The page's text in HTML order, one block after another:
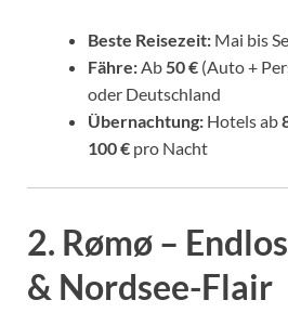
Beste Reisezeit: Mai bis
Fähre:Ab50 € (Auto +
oder Deutschland
Übernachtung: Hotels ab
100 € pro Nacht
2. Rømø –
& Nordsee-Flair